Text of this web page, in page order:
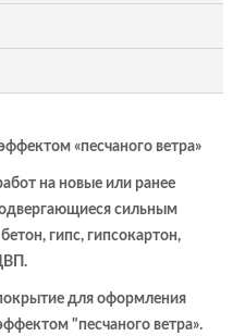
«песчаного ветра»
на новые или ранее
сильным
гипс, гипсокартон,
для оформления
"песчаного ветра».